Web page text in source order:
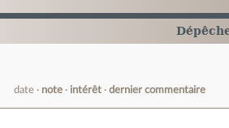
date note intérêt dernier commentaire